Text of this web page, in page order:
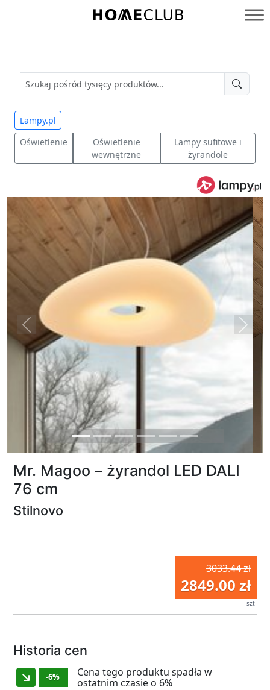
Homeclub
Lampy.pl
Oświetlenie
Oświetlenie
wewnętrzne
Lampy sufitowe i
żyrandole
Previous Next
Mr. Magoo – żyrandol LED DALI
76 cm
Stilnovo
3033.44 zł
2849.00 zł
szt
Historia cen
-6%
Cena tego produktu spadła w
ostatnim czasie o 6%